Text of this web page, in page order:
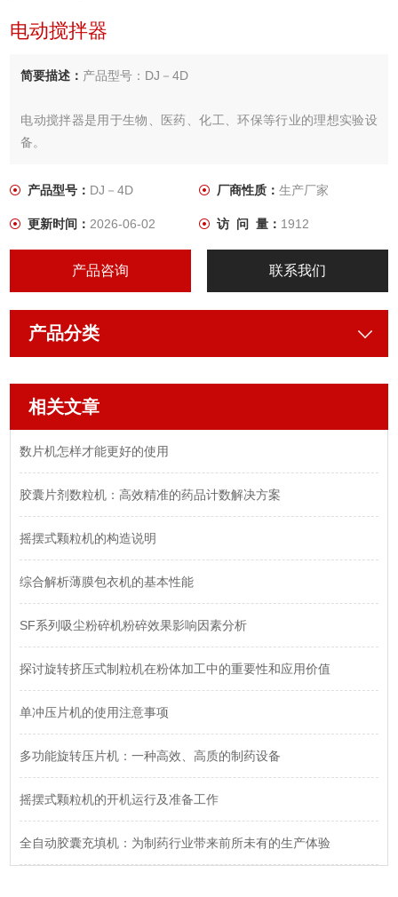
电动搅拌器
简要描述： 产品型号：DJ－4D
电动搅拌器是用于生物、医药、化工、环保等行业的理想实验设
备。
产品型号： DJ－4D 厂商性质： 生产厂家
更新时间：2026-06-02 访 问 量： 1912
产品咨询 联系我们
产品分类
相关文章
数片机怎样才能更好的使用
胶囊片剂数粒机：高效精准的药品计数解决方案
摇摆式颗粒机的构造说明
综合解析薄膜包衣机的基本性能
SF系列吸尘粉碎机粉碎效果影响因素分析
探讨旋转挤压式制粒机在粉体加工中的重要性和应用价值
单冲压片机的使用注意事项
多功能旋转压片机：一种高效、高质的制药设备
摇摆式颗粒机的开机运行及准备工作
全自动胶囊充填机：为制药行业带来前所未有的生产体验